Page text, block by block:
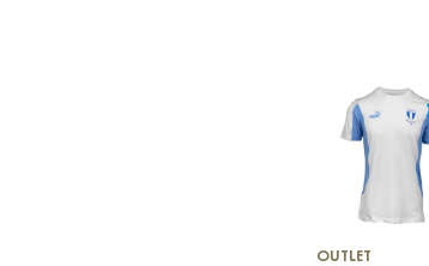
OUTLET